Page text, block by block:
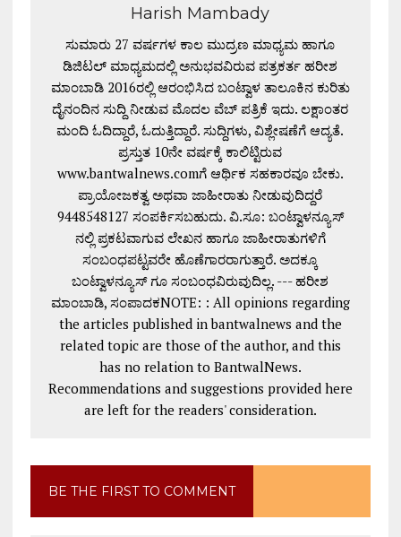
Harish Mambady
ಸುಮಾರು 27 ವರ್ಷಗಳ ಕಾಲ ಮುದ್ರಣ ಮಾಧ್ಯಮ ಹಾಗೂ
ಡಿಜಿಟಲ್ ಮಾಧ್ಯಮದಲ್ಲಿ ಅನುಭವವಿರುವ ಪತ್ರಕರ್ತ ಹರೀಶ
ಮಾಂಬಾಡಿ 2016ರಲ್ಲಿ ಆರಂಭಿಸಿದ ಬಂಟ್ವಾಳ ತಾಲೂಕಿನ ಕುರಿತು
ದೈನಂದಿನ ಸುದ್ದಿ ನೀಡುವ ಮೊದಲ ವೆಬ್ ಪತ್ರಿಕೆ ಇದು. ಲಕ್ಷಾಂತರ
ಮಂದಿ ಓದಿದ್ದಾರೆ, ಓದುತ್ತಿದ್ದಾರೆ. ಸುದ್ದಿಗಳು, ವಿಶ್ಲೇಷಣೆಗೆ ಆದ್ಯತೆ.
ಪ್ರಸ್ತುತ 10ನೇ ವರ್ಷಕ್ಕೆ ಕಾಲಿಟ್ಟಿರುವ
www.bantwalnews.comಗೆ ಆರ್ಥಿಕ ಸಹಕಾರವೂ ಬೇಕು.
ಪ್ರಾಯೋಜಕತ್ವ ಅಥವಾ ಜಾಹೀರಾತು ನೀಡುವುದಿದ್ದರೆ
9448548127 ಸಂಪರ್ಕಿಸಬಹುದು. ವಿ.ಸೂ: ಬಂಟ್ವಾಳನ್ಯೂಸ್
ನಲ್ಲಿ ಪ್ರಕಟವಾಗುವ ಲೇಖನ ಹಾಗೂ ಜಾಹೀರಾತುಗಳಿಗೆ
ಸಂಬಂಧಪಟ್ಟವರೇ ಹೊಣೆಗಾರರಾಗುತ್ತಾರೆ. ಅದಕ್ಕೂ
ಬಂಟ್ವಾಳನ್ಯೂಸ್ ಗೂ ಸಂಬಂಧವಿರುವುದಿಲ್ಲ. --- ಹರೀಶ
ಮಾಂಬಾಡಿ, ಸಂಪಾದಕNOTE: : All opinions regarding
the articles published in bantwalnews and the
related topic are those of the author, and this
has no relation to BantwalNews.
Recommendations and suggestions provided here
are left for the readers' consideration.
BE THE FIRST TO COMMENT